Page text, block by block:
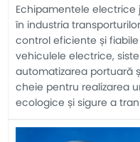
Echipamentele
în industria
control eficiente și
vehiculele electrice,
automatizarea portuară
cheie pentru realizarea
ecologice și sigure a